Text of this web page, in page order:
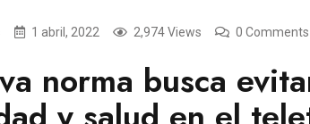
1 abril, 2022 2,974 Views 0 Comments
norma busca